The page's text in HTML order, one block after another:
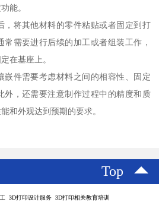
能。
，将其他材料的零件粘贴或者固定到打
需要进行后续的加工或者组装工作，
在基座上。
嵌件需要考虑材料之间的相容性、固定
外，还需要注意制作过程中的精度和质
和外观达到预期的要求。
Top
3D打印设计服务 3D打印相关教育培训